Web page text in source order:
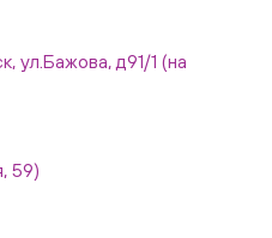
ул.Бажова, д91/1 (на
59)